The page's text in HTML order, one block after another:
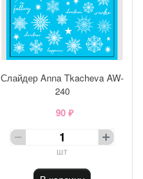
Слайдер Anna Tkacheva AW-
240
90 ₽
шт